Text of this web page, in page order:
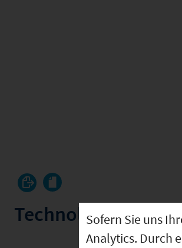
Technologie und
Sofern Sie uns
Analytics. Durch